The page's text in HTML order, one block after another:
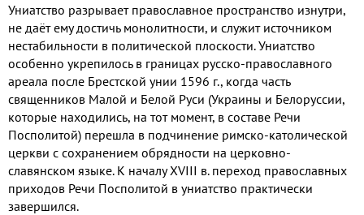
Униатство разрывает православное пространство изнутри,
не даёт ему достичь монолитности, и служит источником
нестабильности в политической плоскости.Униатство
особенно укрепилось в границах русско-православного
ареала после Брестской унии 1596 г., когда часть
священников Малой и Белой Руси (Украины и Белоруссии,
которые находились, на тот момент, в составе Речи
Посполитой) перешла в подчинение римско-католической
церкви с сохранением обрядности на церковно-
славянском языке. К началуXVIII в. переход православных
приходов Речи Посполитой в униатство практически
завершился.